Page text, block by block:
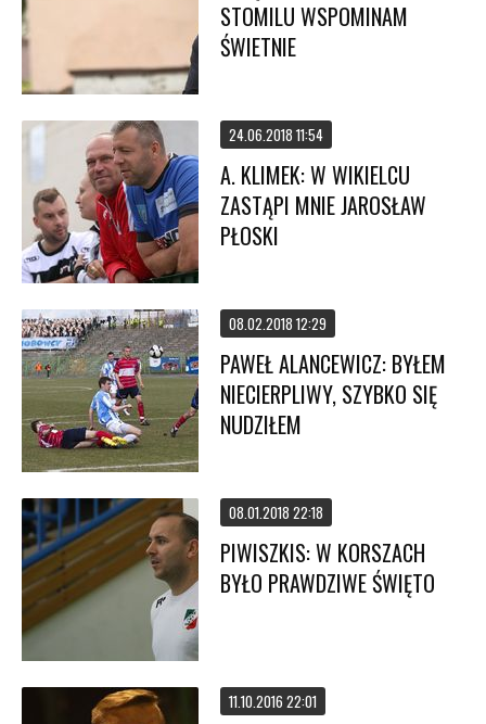
STOMILU WSPOMINAM
ŚWIETNIE
24.06.2018 11:54
A. KLIMEK: W WIKIELCU
ZASTĄPI MNIE JAROSŁAW
PŁOSKI
08.02.2018 12:29
PAWEŁ ALANCEWICZ: BYŁEM
NIECIERPLIWY, SZYBKO SIĘ
NUDZIŁEM
08.01.2018 22:18
PIWISZKIS: W KORSZACH
BYŁO PRAWDZIWE ŚWIĘTO
11.10.2016 22:01